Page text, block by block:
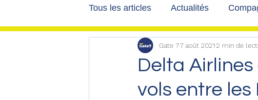
Tous les articles Actualités
Les tribunes de Gate7 album
Voyages Reportages
Delta
vols entre les
Gate 77 août 20212 min de